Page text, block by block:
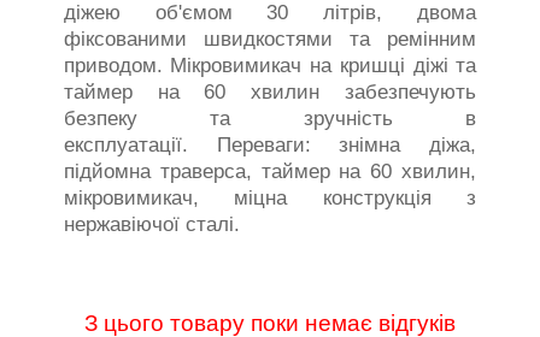
діжею об'ємом 30 літрів, двома
фіксованими швидкостями та ремінним
приводом. Мікровимикач на кришці діжі та
таймер на 60 хвилин забезпечують
безпеку та зручність в
експлуатації. Переваги: знімна діжа,
підйомна траверса, таймер на 60 хвилин,
мікровимикач, міцна конструкція з
нержавіючої сталі.
З цього товару поки немає відгуків